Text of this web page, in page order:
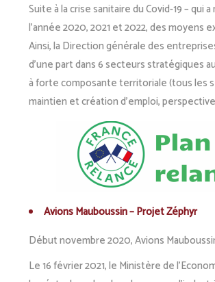
Suite à la crise sanitaire du Covid-19 –
l’année 2020, 2021 et 2022, des
Ainsi, la Direction générale des
d’une part dans 6 secteurs stratégiques
à forte composante territoriale (tous les
maintien et création d’emploi,
Avions Mauboussin – Projet Zéphyr
Début novembre 2020, Avions
Le 16 février 2021, le Ministère de